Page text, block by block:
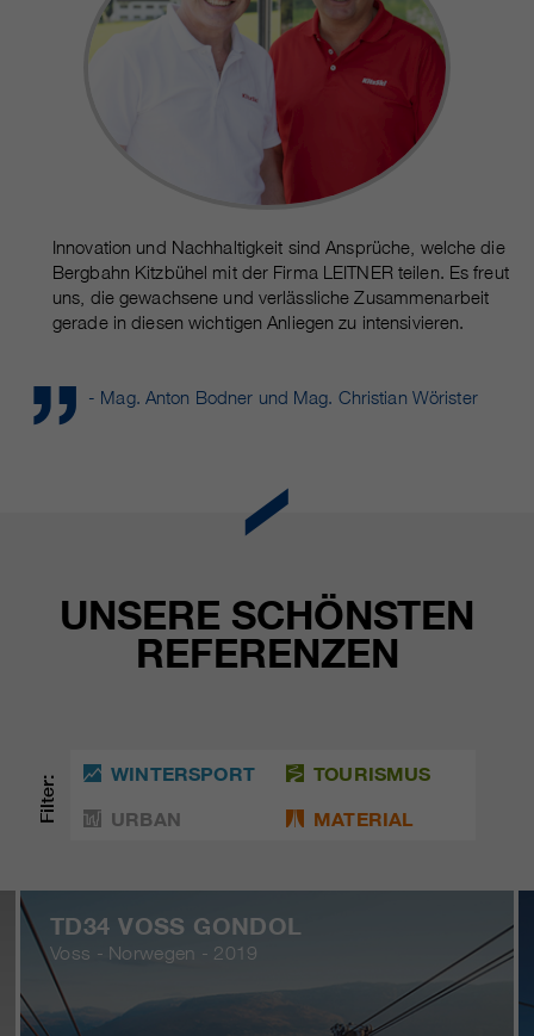
Innovation und Nachhaltigkeit sind Ansprüche, welche die
Bergbahn Kitzbühel mit der Firma LEITNER teilen. Es freut
uns, die gewachsene und verlässliche Zusammenarbeit
gerade in diesen wichtigen Anliegen zu intensivieren.
- Mag. Anton Bodner und Mag. Christian Wörister
UNSERE SCHÖNSTEN
REFERENZEN
Filter:
WINTERSPORT
TOURISMUS
URBAN
MATERIAL
TD34 VOSS GONDOL
Voss - Norwegen - 2019